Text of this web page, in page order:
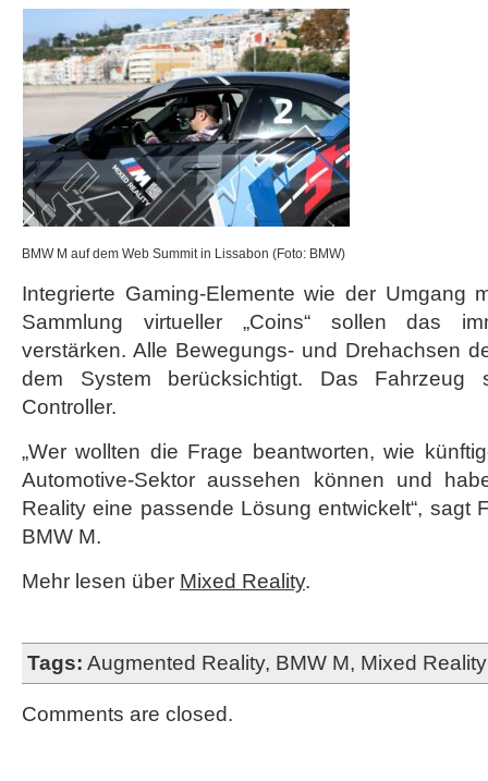
BMW M auf dem Web Summit in Lissabon (Foto: BMW)
Integrierte Gaming-Elemente wie der Umgang
Sammlung virtueller „Coins“ sollen das
verstärken. Alle Bewegungs- und Drehachsen
dem System berücksichtigt. Das Fahrzeug
Controller.
„Wer wollten die Frage beantworten, wie
Automotive-Sektor aussehen können und
Reality eine passende Lösung entwickelt“, sagt
BMW M.
Mehr lesen über Mixed Reality.
Tags: Augmented Reality, BMW M, Mixed Reality
Comments are closed.